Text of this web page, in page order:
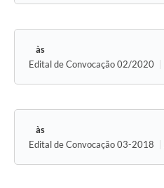
Edital de Convocação 02/2020
Edital de Convocação 03-2018